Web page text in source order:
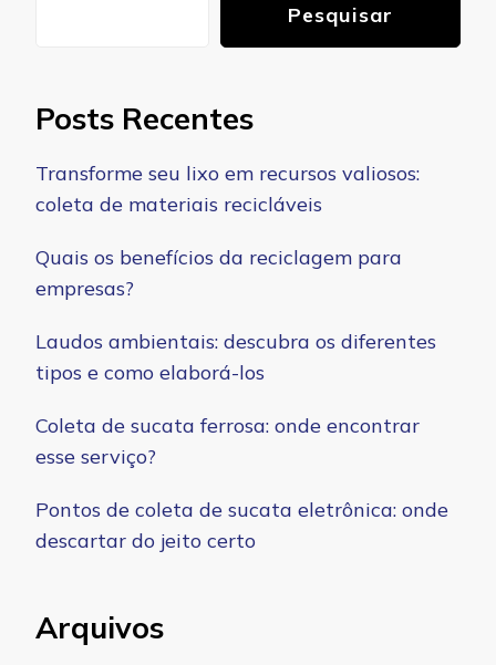
Pesquisar
Posts Recentes
Transforme seu lixo em recursos valiosos:
coleta de materiais recicláveis
Quais os benefícios da reciclagem para
empresas?
Laudos ambientais: descubra os diferentes
tipos e como elaborá-los
Coleta de sucata ferrosa: onde encontrar
esse serviço?
Pontos de coleta de sucata eletrônica: onde
descartar do jeito certo
Arquivos